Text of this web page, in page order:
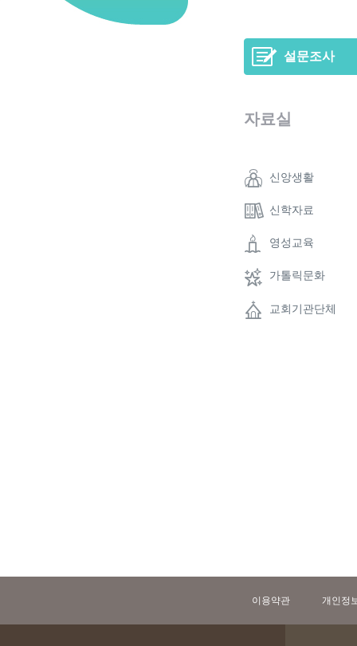
설문조사
자료실
신앙생활
신학자료
영성교육
가톨릭문화
교회기관단체
이용약관 개인정